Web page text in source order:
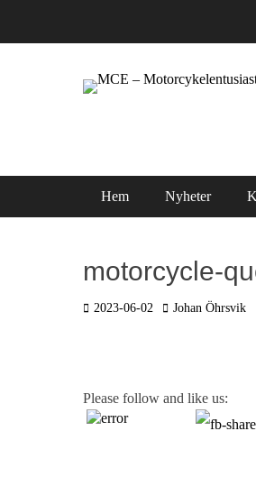
Primär meny
Hem Nyheter
motorcycle-
Postades
2023-06-02 Författare
Johan Öhrsvik
Please follow and like us: